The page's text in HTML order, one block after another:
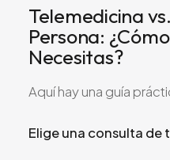
Telemedicina
Persona:
Necesitas?
Aquí hay una guía
Elige una consulta de